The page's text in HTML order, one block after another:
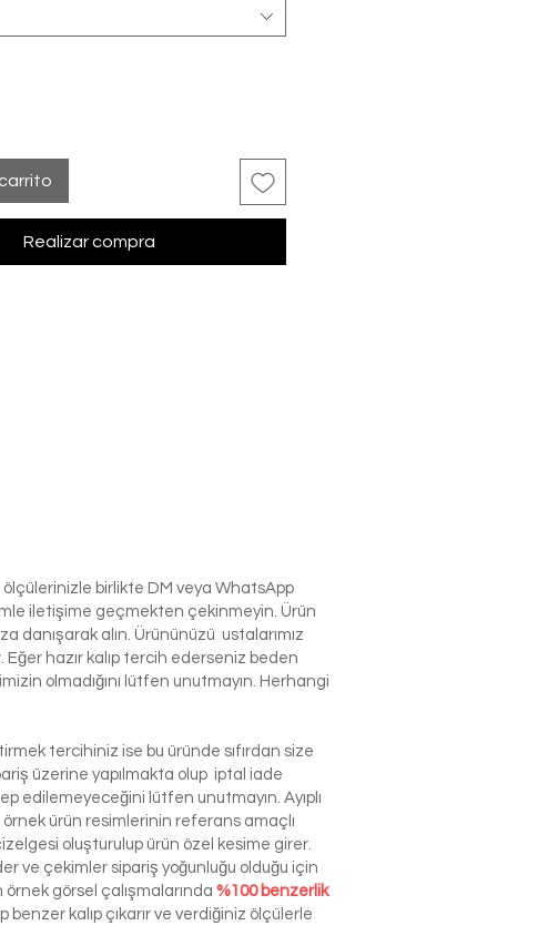
Realizar compra
birlikte DM veya WhatsApp
iletişime geçmekten çekinmeyin. Ürün
danışarak alın. Ürününüzü ustalarımız
hazır kalıp tercih ederseniz beden
olmadığını lütfen unutmayın. Herhangi
tercihiniz ise bu üründe sıfırdan size
üzerine yapılmakta olup iptal iade
edilemeyeceğini lütfen unutmayın. Ayıplı
ürün resimlerinin referans amaçlı
oluşturulup ürün özel kesime girer.
ve çekimler sipariş yoğunluğu olduğu için
görsel çalışmalarında %100 benzerlik
kalıp çıkarır ve verdiğiniz ölçülerle